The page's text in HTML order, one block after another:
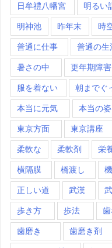
日牟禮八幡宮 明るい
明神池 昨年末 時
普通に仕事 普通の生
暑さの中 更年期障害
服を着ない 朝までぐ
本当に元気 本当の姿
東京方面 東京講座
柔軟な 柔軟剤 栄
横隔膜 橋渡し
正しい道 武漢
歩き方 歩法
歯磨き 歯磨き剤